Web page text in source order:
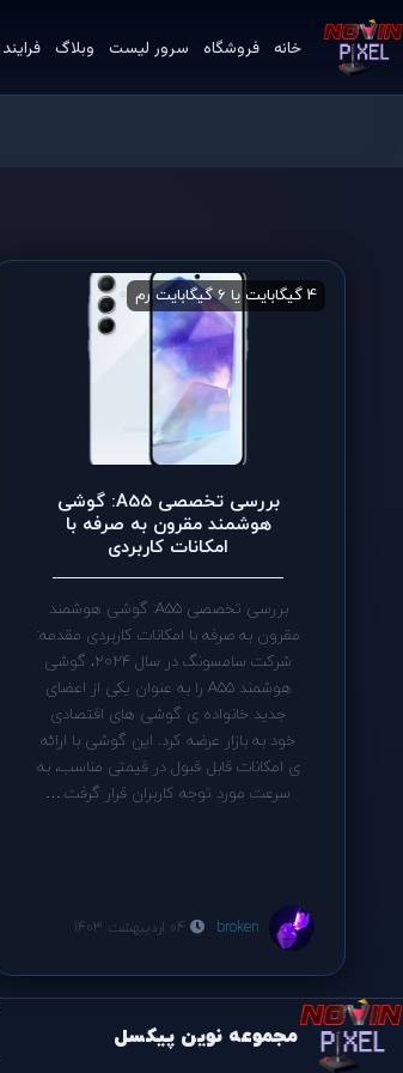
خانه فروشگاه سرور لیست وبلاگ
4 گیگابایت یا 6 گیگابایت رم 64 گیگابایت یا 128 گیگابایت حافظه ی داخلی
بررسی تخصصی A55: گوشی
هوشمند مقرون به صرفه با
امکانات کاربردی
بررسی تخصصی A55: گوشی هوشمند
مقرون به صرفه با امکانات کاربردی مقدمه:
شرکت سامسونگ در سال 2024، گوشی
هوشمند A55 را به عنوان یکی از اعضای
جدید خانواده ی گوشی های اقتصادی
خود به بازار عرضه کرد. این گوشی با ارائه
ی امکانات قابل قبول در قیمتی مناسب، به
سرعت مورد توجه کاربران قرار گرفت.…
broken
مجموعه نوین پیکسل